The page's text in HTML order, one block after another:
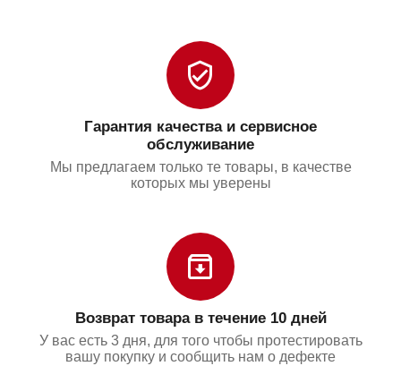
Гарантия качества и сервисное
обслуживание
Мы предлагаем только те товары, в качестве
которых мы уверены
Возврат товара в течение 10 дней
У вас есть 3 дня, для того чтобы протестировать
вашу покупку и сообщить нам о дефекте